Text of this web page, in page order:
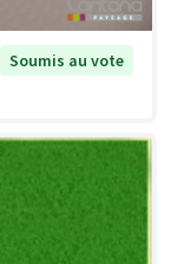
Soumis au vote